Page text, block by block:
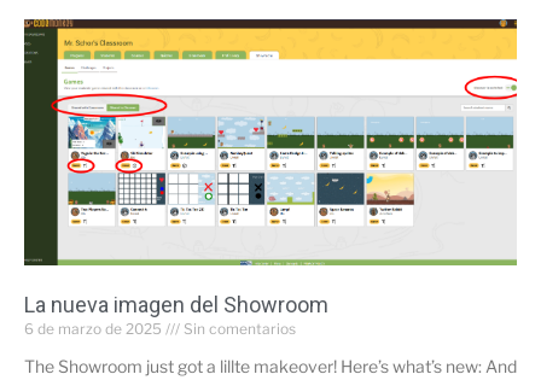
La nueva imagen del Showroom
6 de marzo de 2025 Sin comentarios
The Showroom just got a lillte makeover! Here’s what’s new: And